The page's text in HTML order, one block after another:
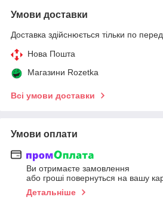
Умови доставки
Доставка здійснюється тільки по
Нова Пошта
Магазини Rozetka
Всі умови доставки
Умови оплати
Ви отримаєте замовлення
або гроші повернуться на вашу
Детальніше